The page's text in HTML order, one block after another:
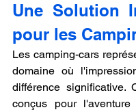
Une Solution
pour les
Les camping-cars
domaine où
différence significative.
conçus pour